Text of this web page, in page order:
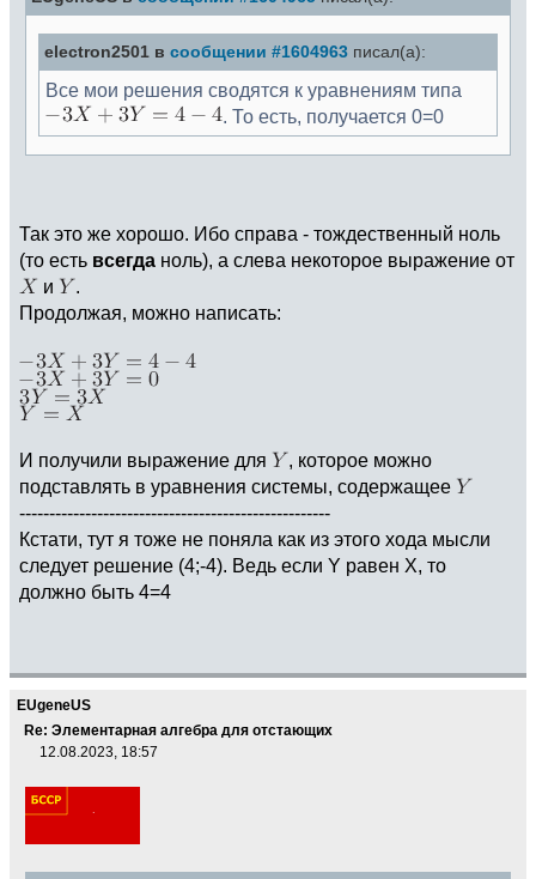
electron2501 в сообщении #1604963 писал(а):
Все мои решения сводятся к уравнениям типа
. То есть, получается 0=0
Так это же хорошо. Ибо справа - тождественный ноль
(то есть всегда ноль), а слева некоторое выражение от
и
.
Продолжая, можно написать:
И получили выражение для
, которое можно
подставлять в уравнения системы, содержащее
----------------------------------------------------
Кстати, тут я тоже не поняла как из этого хода мысли
следует решение (4;-4). Ведь если Y равен X, то
должно быть 4=4
EUgeneUS
Re: Элементарная алгебра для отстающих
12.08.2023, 18:57